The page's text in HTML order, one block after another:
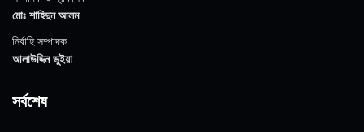
মোঃ শাহিদুন আলম
নির্বাহি সম্পাদক
আলাউদ্দিন ভুইয়া
সর্বশেষ